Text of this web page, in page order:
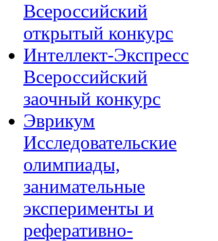
Всероссийский
открытый конкурс
Интеллект-Экспресс
Всероссийский
заочный конкурс
Эврикум
Исследовательские
олимпиады,
занимательные
эксперименты и
реферативно-